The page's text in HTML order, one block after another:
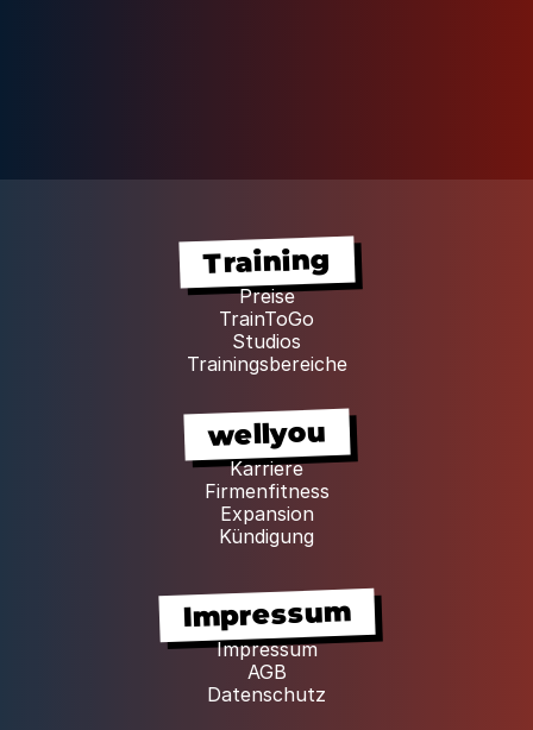
Training
Preise
TrainToGo
Studios
Trainingsbereiche
wellyou
Karriere
Firmenfitness
Expansion
Kündigung
Impressum
Impressum
AGB
Datenschutz